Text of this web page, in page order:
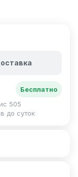
Бесплатно
505
до суток